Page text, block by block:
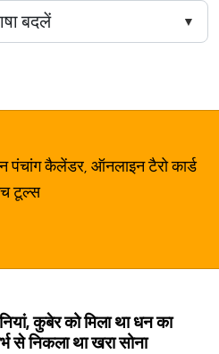
कैलेंडर, ऑनलाइन टैरो कार्ड
टूल्स
कुबेर को मिला था धन का
से निकला था खरा सोना